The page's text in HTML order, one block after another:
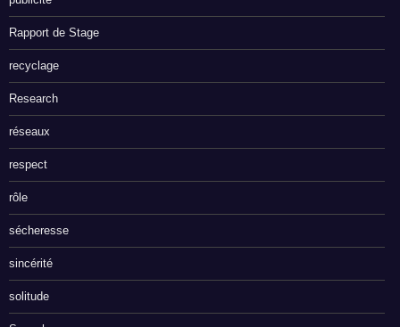
Rapport de Stage
recyclage
Research
réseaux
respect
rôle
sécheresse
sincérité
solitude